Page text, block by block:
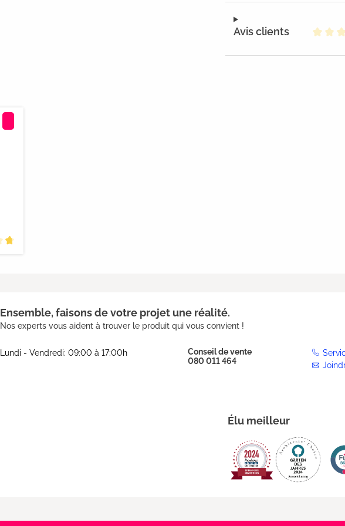
Avis clients
Ensemble, faisons de votre projet une réalité.
Nos experts vous aident à trouver le produit qui vous convient !
Lundi - Vendredi: 09:00 à 17:00h
Conseil de vente
080 011 464
Élu meilleur